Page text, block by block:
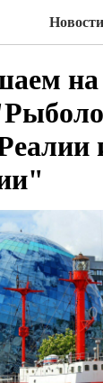
Новости